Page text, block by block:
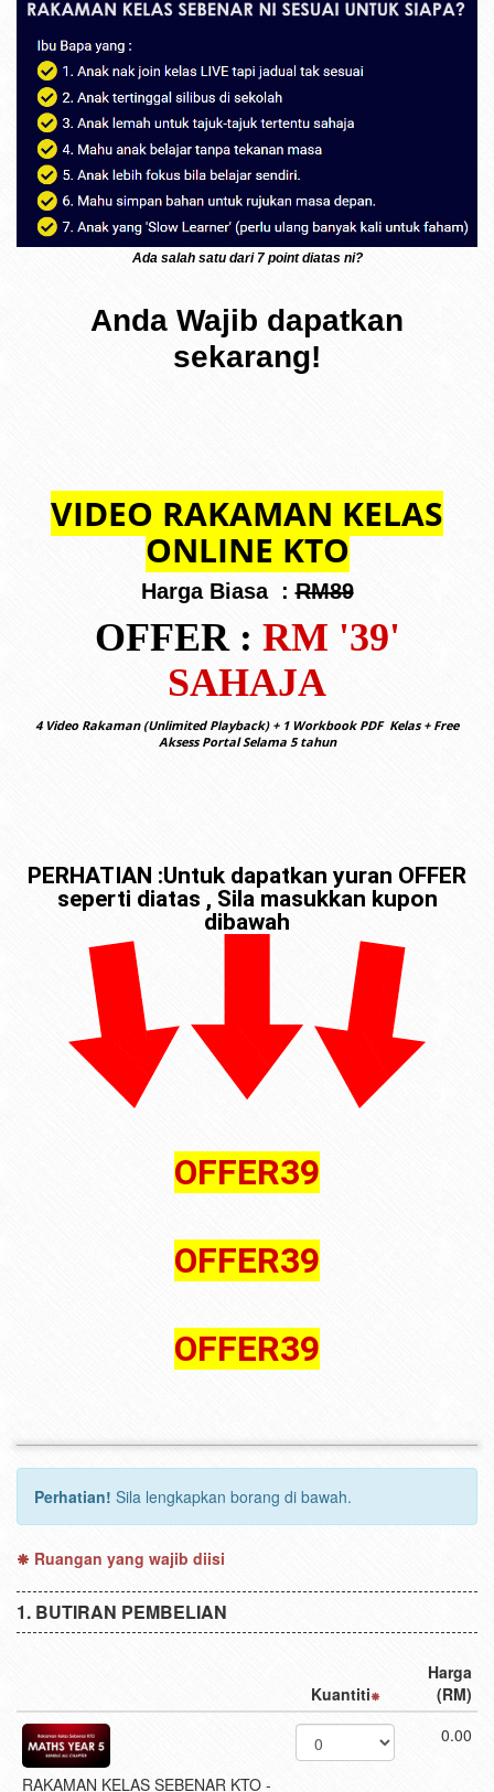
Ada salah satu dari 7 point diatas ni?
Anda Wajib dapatkan
sekarang!
VIDEO RAKAMAN KELAS
ONLINE KTO
Harga Biasa :RM89
OFFER : RM '39'
SAHAJA
4 Video Rakaman (Unlimited Playback) + 1 Workbook PDF Kelas + Free
Aksess Portal Selama 5 tahun
PERHATIAN :Untuk dapatkan yuran OFFER
seperti diatas , Sila masukkan kupon
dibawah
OFFER39
OFFER39
OFFER39
Perhatian! Sila lengkapkan borang di bawah.
Ruangan yang wajib diisi
BUTIRAN PEMBELIAN
Kuantiti
Harga
(RM)
RAKAMAN KELAS SEBENAR KTO -
0.00